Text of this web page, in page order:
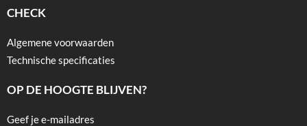
CHECK
Algemene voorwaarden
Technische specificaties
OP DE HOOGTE BLIJVEN?
Geef je e-mailadres